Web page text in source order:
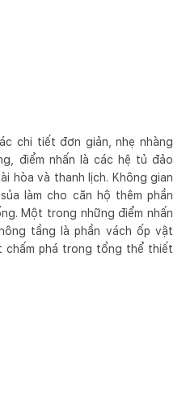
chi tiết đơn giản, nhẹ nhàng
điểm nhấn là các hệ tủ đảo
hòa và thanh lịch. Không gian
làm cho căn hộ thêm phần
Một trong những điểm nhấn
tầng là phần vách ốp vật
chấm phá trong tổng thể thiết